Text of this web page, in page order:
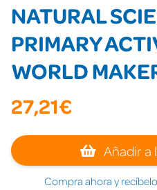
NATURAL
PRIMARY
WORLD
27,21€
Añadir a
Compra ahora y